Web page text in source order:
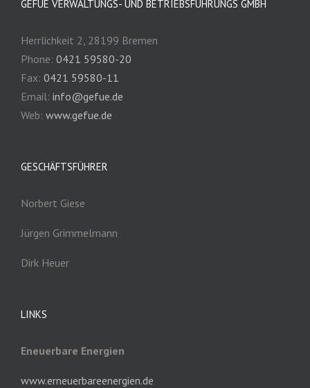
GEFUE VERWALTUNGS- UND BETRIEBSFÜHRUNGS GMBH
Herrlichkeit 2, 28199 Bremen
Phone: 0421 59580-20
Fax: 0421 59580-11
Email: info@gefue.de
Web: www.gefue.de
GESCHÄFTSFÜHRER
Norbert Giese
Jürgen Grimmelmann
Dirk Heuer
LINKS
Eneuerbare Energien
www.erneuerbareenergien.de